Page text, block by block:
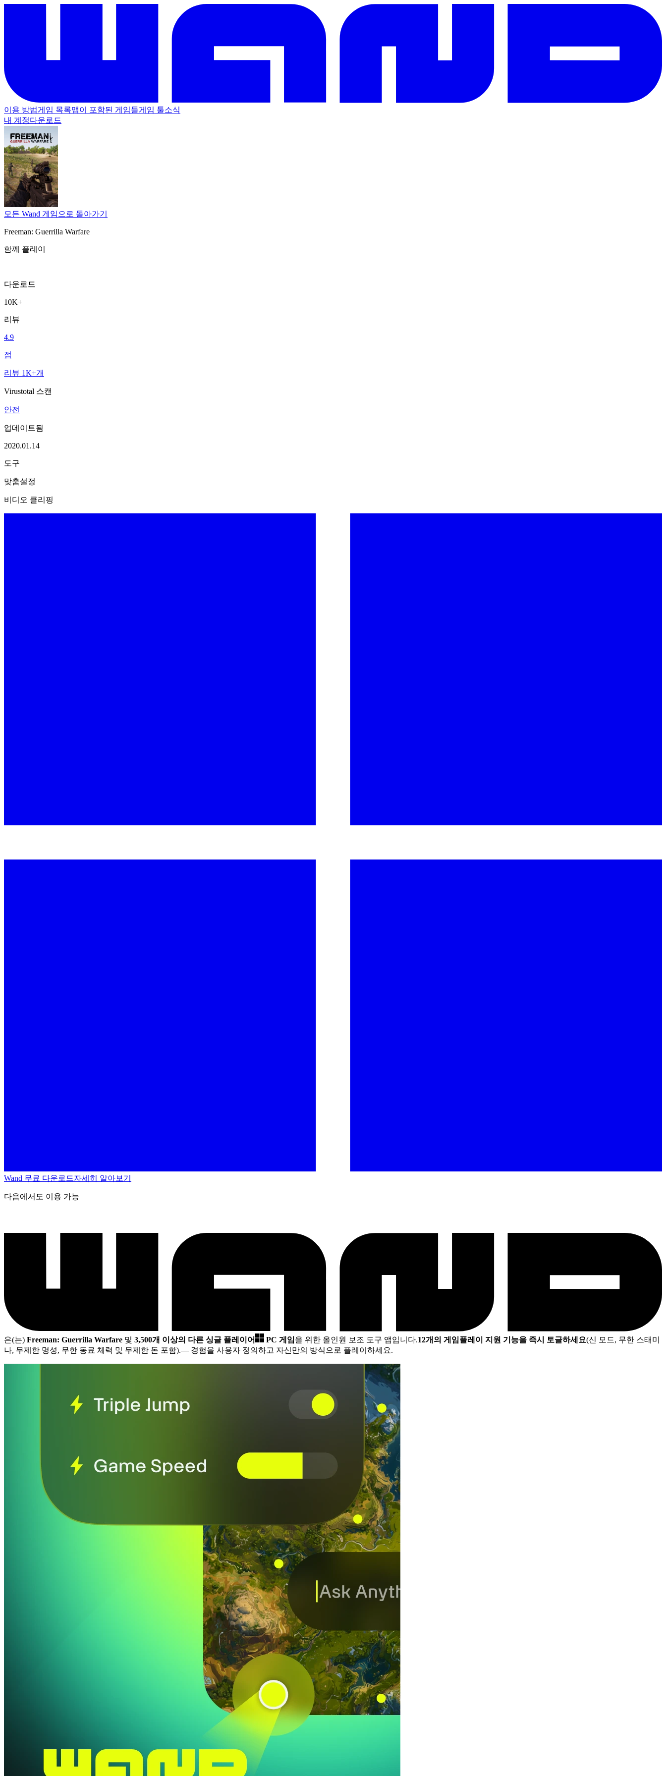
이용 방법게임 목록맵이 포함된 게임들게임 툴소식
내 계정다운로드
모든 Wand 게임으로 돌아가기
Freeman: Guerrilla Warfare
함께 플레이
다운로드
10K+
리뷰
4.9
점
리뷰 1K+개
Virustotal 스캔
안전
업데이트됨
2020.01.14
도구
맞춤설정
비디오 클리핑
Wand 무료 다운로드자세히 알아보기
다음에서도 이용 가능
은(는) Freeman: Guerrilla Warfare 및 3,500개 이상의 다른 싱글 플레이어 PC 게임을 위한 올인원 보조 도구 앱입니다.12개의 게임플레이 지원 기능을 즉시 토글하세요(신 모드, 무한 스태미
나, 무제한 명성, 무한 동료 체력 및 무제한 돈 포함).— 경험을 사용자 정의하고 자신만의 방식으로 플레이하세요.